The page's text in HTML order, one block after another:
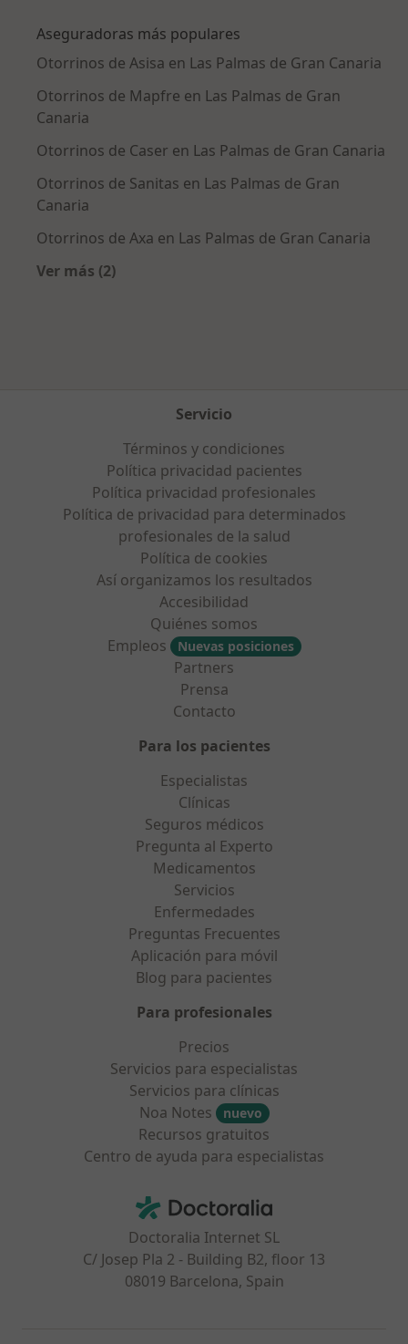
Aseguradoras más populares
Otorrinos de Asisa en Las Palmas de Gran Canaria
Otorrinos de Mapfre en Las Palmas de Gran
Canaria
Otorrinos de Caser en Las Palmas de Gran Canaria
Otorrinos de Sanitas en Las Palmas de Gran
Canaria
Otorrinos de Axa en Las Palmas de Gran Canaria
Ver más (2)
Servicio
Términos y condiciones
Política privacidad pacientes
Política privacidad profesionales
Política de privacidad para determinados
profesionales de la salud
Política de cookies
Así organizamos los resultados
Accesibilidad
Quiénes somos
Empleos
Nuevas posiciones
Partners
Prensa
Contacto
Para los pacientes
Especialistas
Clínicas
Seguros médicos
Pregunta al Experto
Medicamentos
Servicios
Enfermedades
Preguntas Frecuentes
Aplicación para móvil
Blog para pacientes
Para profesionales
Precios
Servicios para especialistas
Servicios para clínicas
Noa Notes
nuevo
Recursos gratuitos
Centro de ayuda para especialistas
Doctoralia - Página de inicio
Doctoralia Internet SL
C/ Josep Pla 2 - Building B2, floor 13
08019 Barcelona, Spain